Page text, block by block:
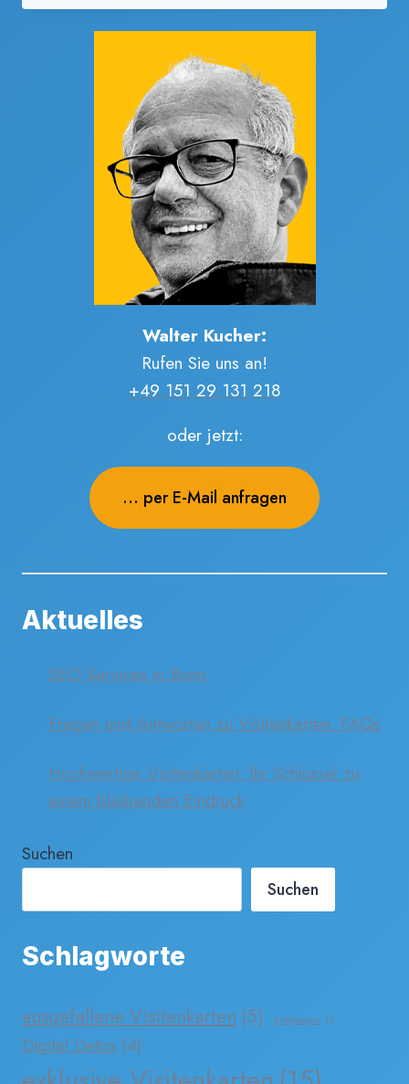
1.
WIE
BESTELLE
ICH
BEDRUCKTE
FALTSCHACHTELN
ONLINE?
Walter Kucher:
Rufen Sie uns an!
+49 151 29 131 218
oder jetzt:
... per E-Mail anfragen
Aktuelles
SEO Services in Bonn
Fragen und Antworten zu Visitenkarten. FAQs
Hochwertige Visitenkarten: Ihr Schlüssel zu
einem bleibenden Eindruck
Suchen
Suchen
Schlagworte
ausgefallene Visitenkarten (5) briefpapier (1)
Digital Detox (4)